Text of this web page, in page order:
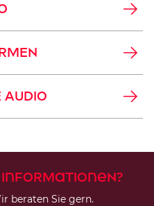
AUDIO
Informationen?
beraten Sie gern.